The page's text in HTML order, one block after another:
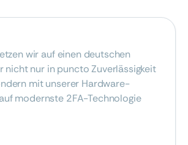
wir auf einen deutschen
nicht nur in puncto Zuverlässigkeit
mit unserer Hardware-
modernste 2FA-Technologie